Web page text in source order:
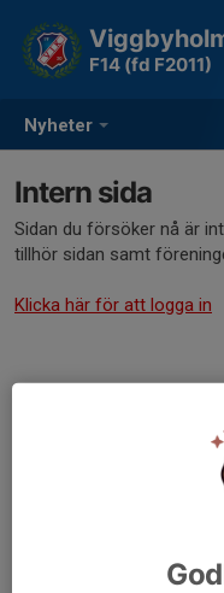
Nyheter
F14 (fd F2011)
Intern sida
Sidan du försöker nå är
tillhör sidan samt
Klicka här för att logga in